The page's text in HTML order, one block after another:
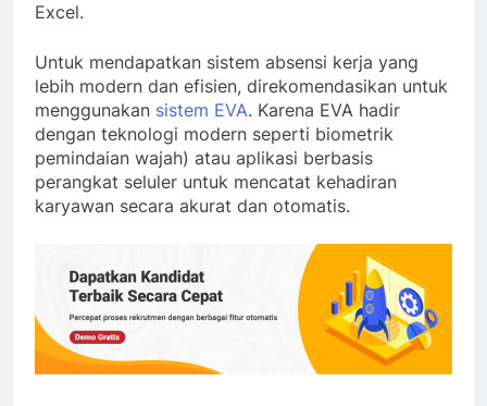
Excel.
Untuk mendapatkan sistem absensi kerja yang
lebih modern dan efisien, direkomendasikan untuk
menggunakan sistem EVA. Karena EVA hadir
dengan teknologi modern seperti biometrik
pemindaian wajah) atau aplikasi berbasis
perangkat seluler untuk mencatat kehadiran
karyawan secara akurat dan otomatis.